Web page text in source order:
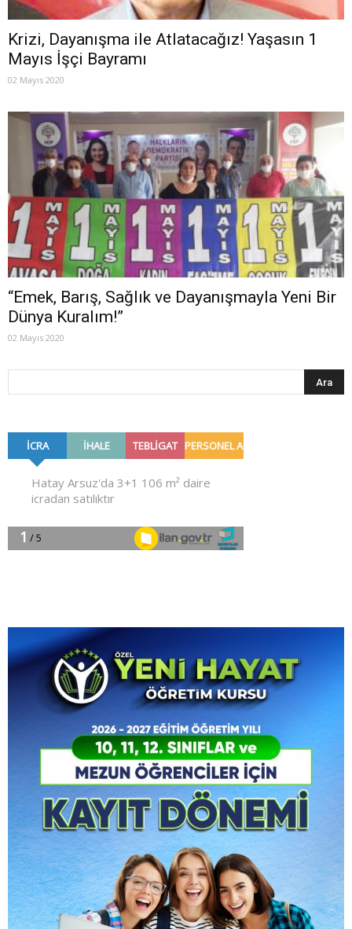
Krizi, Dayanışma ile Atlatacağız! Yaşasın 1
Mayıs İşçi Bayramı
02 Mayıs 2020
“Emek, Barış, Sağlık ve Dayanışmayla Yeni Bir
Dünya Kuralım!”
02 Mayıs 2020